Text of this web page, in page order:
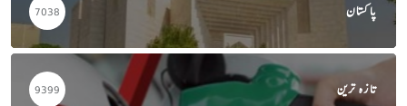
پاکستان 7038
تازہ ترین 9399